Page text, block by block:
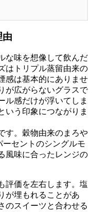
由
な味を想像して飲んだ
はトリプル蒸留由来の
感は基本的にありませ
が広がらないグラスで
ル感だけが浮いてしま
いう印象につながりま
す。穀物由来のまろや
セントのシングルモ
風味に合ったレンジの
評価を左右します。塩
が埋もれることがあ
のスイーツと合わせる